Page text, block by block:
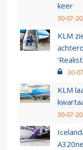
keer
30-07-
KLM
30-
KLM
30-07-